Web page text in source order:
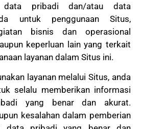
data pribadi dan/atau data
untuk penggunaan Situs,
bisnis dan operasional
keperluan lain yang terkait
layanan dalam Situs ini.
layanan melalui Situs, anda
selalu memberikan informasi
yang benar dan akurat.
kesalahan dalam pemberian